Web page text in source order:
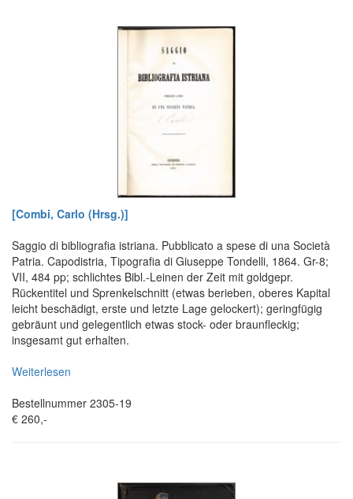
[Combi, Carlo (Hrsg.)]
Saggio di bibliografia istriana. Pubblicato a spese di una Società
Patria. Capodistria, Tipografia di Giuseppe Tondelli, 1864. Gr-8;
VII, 484 pp; schlichtes Bibl.-Leinen der Zeit mit goldgepr.
Rückentitel und Sprenkelschnitt (etwas berieben, oberes Kapital
leicht beschädigt, erste und letzte Lage gelockert); geringfügig
gebräunt und gelegentlich etwas stock- oder braunfleckig;
insgesamt gut erhalten.
Weiterlesen
Bestellnummer 2305-19
€ 260,-